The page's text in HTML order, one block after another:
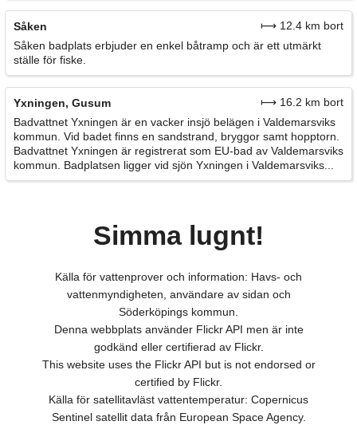
Såken
⟼ 12.4 km bort
Såken badplats erbjuder en enkel båtramp och är ett utmärkt
ställe för fiske.
Yxningen, Gusum
⟼ 16.2 km bort
Badvattnet Yxningen är en vacker insjö belägen i Valdemarsviks
kommun. Vid badet finns en sandstrand, bryggor samt hopptorn.
Badvattnet Yxningen är registrerat som EU-bad av Valdemarsviks
kommun. Badplatsen ligger vid sjön Yxningen i Valdemarsviks...
Simma lugnt!
Källa för vattenprover och information: Havs- och
vattenmyndigheten, användare av sidan och
Söderköpings kommun.
Denna webbplats använder Flickr API men är inte
godkänd eller certifierad av Flickr.
This website uses the Flickr API but is not endorsed or
certified by Flickr.
Källa för satellitavläst vattentemperatur: Copernicus
Sentinel satellit data från European Space Agency.